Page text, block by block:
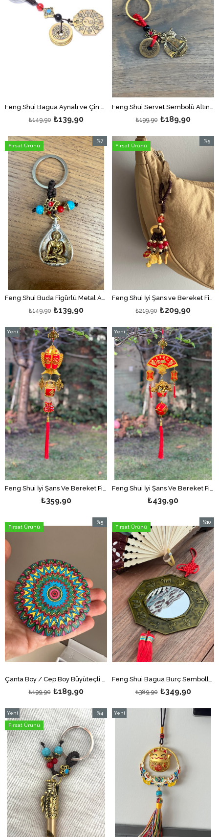
Feng Shui Bagua Aynalı ve Çin Şans Paraları Figürlü Anahtarlık
₺139,90
₺149,90
Feng Shui Servet Sembolü Altın Gemi ve Çin Şans Paralı Anahtarlık
₺189,90
₺199,90
₺139,90
₺149,90
%7
İndirim
%7İndirim
Fırsat Ürünü
₺209,90
₺219,90
%5
Fırsat Ürünü
Feng Shui İyi Şans Ve Bereket Figürleri Asılabilir Dekor /Çin Feneri - Çift Balık Figürlü
₺359,90
Yeni
Ürün
Feng Shui İyi Şans Ve Bereket Figürleri Asılabilir Dekor /Çin Feneri - Yelpaze Ve Hayat Ağacı Figürlü
₺439,90
Yeni
Ürün
₺189,90
₺199,90
%5
%5İndirim
Fırsat Ürünü
₺349,90
₺389,90
%10
İndirim
Fırsat Ürünü
%4
İndirim
%4İndirim
Yeni
Ürün
Fırsat Ürünü
Yeni